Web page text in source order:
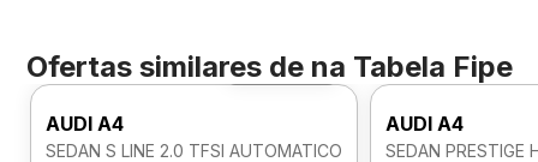
Ofertas similares de na Tabela Fipe
Foto 360º
AUDI A4
SEDAN S LINE 2.0 TFSI AUTOMATICO
AUDI A4